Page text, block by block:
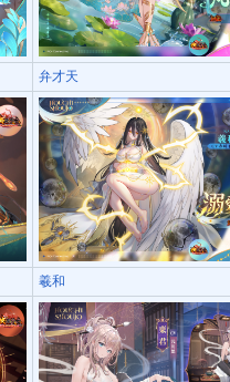
弁才天
羲和